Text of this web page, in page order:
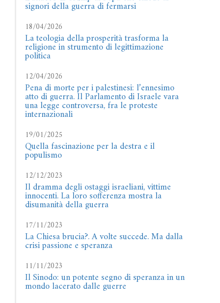
signori della guerra di fermarsi
18/04/2026
La teologia della prosperità trasforma la
religione in strumento di legittimazione
politica
12/04/2026
Pena di morte per i palestinesi: l’ennesimo
atto di guerra. Il Parlamento di Israele vara
una legge controversa, fra le proteste
internazionali
19/01/2025
Quella fascinazione per la destra e il
populismo
12/12/2023
Il dramma degli ostaggi israeliani, vittime
innocenti. La loro sofferenza mostra la
disumanità della guerra
17/11/2023
La Chiesa brucia?. A volte succede. Ma dalla
crisi passione e speranza
11/11/2023
Il Sinodo: un potente segno di speranza in un
mondo lacerato dalle guerre